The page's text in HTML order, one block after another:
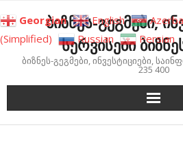
to
content
ბიზნეს-გეგმები,
სერვისები
ბიზნეს-გეგმები, ინვესტიციები,
235 400
Georgian English
(Simplified)
Russian Persian